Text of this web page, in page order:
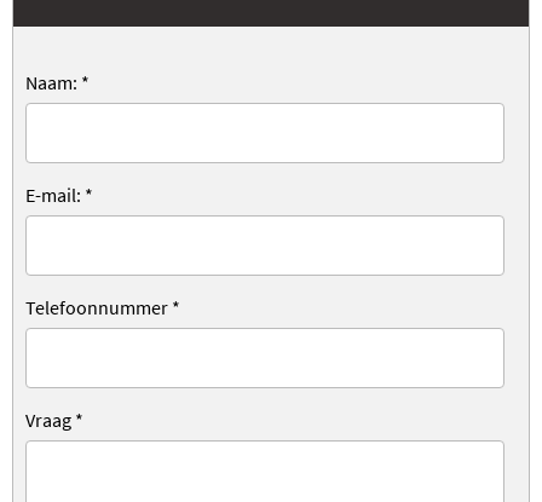
Naam: *
E-mail: *
Telefoonnummer *
Vraag *